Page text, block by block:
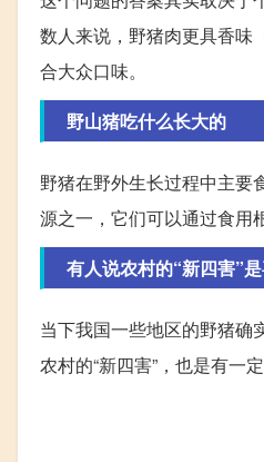
数人来说，野猪肉更具香味
合大众口味。
野山猪吃什么长大的
野猪在野外生长过程中主要
源之一，它们可以通过食用
有人说农村的“新四害”
当下我国一些地区的野猪确
农村的“新四害”，也是有一